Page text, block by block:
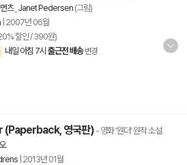
츠, Janet Pedersen (그림)
2007년 06월
할인 / 390원)
내일 아침 7시 출근전 배송 변경
영국판) - 영화 '원더' 원작 소설
2013년 01월